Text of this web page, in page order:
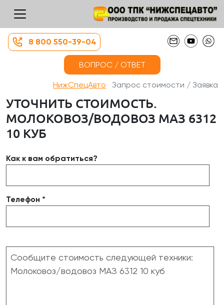
8 800 550-39-04
ВОПРОС / ОТВЕТ
НижСпецАвто Запрос стоимости / Заявка
УТОЧНИТЬ СТОИМОСТЬ.
МОЛОКОВОЗ/ВОДОВОЗ МАЗ 6312
10 КУБ
Как к вам обратиться?
Телефон *